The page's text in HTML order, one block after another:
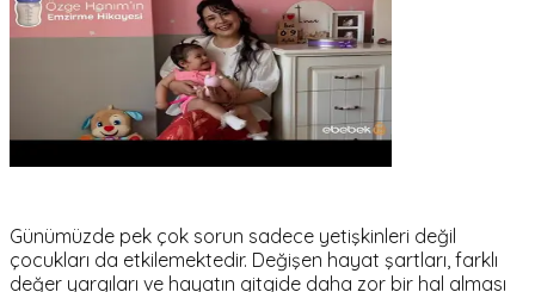
Günümüzde pek çok sorun sadece yetişkinleri değil
çocukları da etkilemektedir. Değişen hayat şartları, farklı
değer yargıları ve hayatın gitgide daha zor bir hal alması